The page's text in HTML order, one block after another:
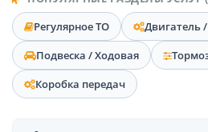
Регулярное ТО
Двигатель
Подвеска / Ходовая
Коробка передач